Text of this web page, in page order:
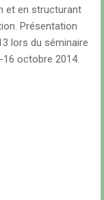
et en structurant
Présentation
lors du séminaire
octobre 2014.